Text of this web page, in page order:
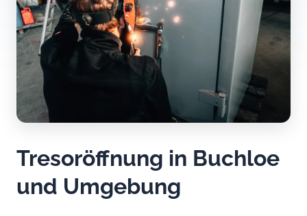
Tresoröffnung in Buchloe
und Umgebung